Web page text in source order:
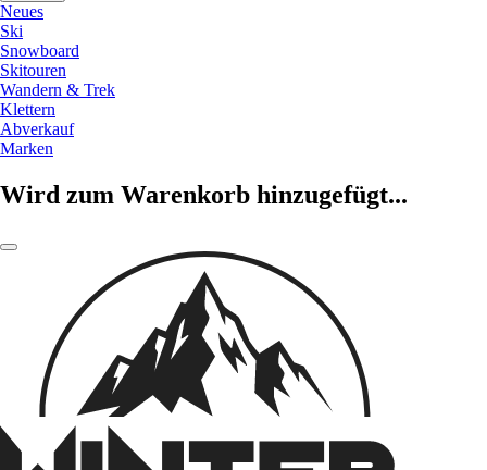
Neues
Ski
Snowboard
Skitouren
Wandern & Trek
Klettern
Abverkauf
Marken
Wird zum Warenkorb hinzugefügt...